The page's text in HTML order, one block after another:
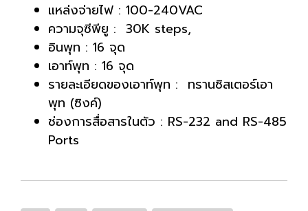
แหล่งจ่ายไฟ : 100-240VAC
ความจุซีพียู : 30K steps,
อินพุท : 16 จุด
เอาท์พุท : 16 จุด
รายละเอียดของเอาท์พุท : ทรานซิสเตอร์เอา
พุท (ซิงค์)
ช่องการสื่อสารในตัว : RS-232 and RS-485
Ports